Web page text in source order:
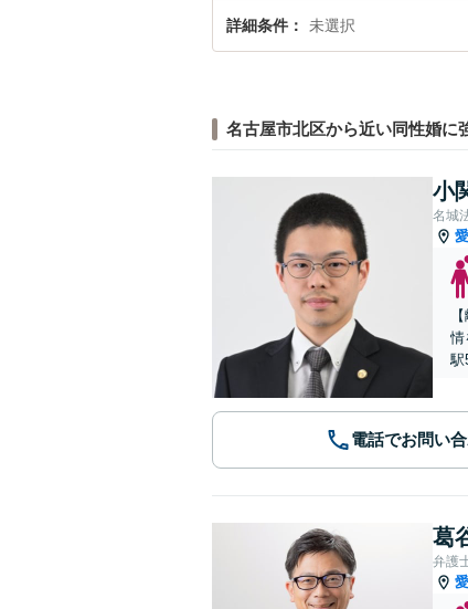
詳細条件 未選択
名古屋市北区から近い同性婚に
小
名城
情
駅
電話でお問い
葛
弁護